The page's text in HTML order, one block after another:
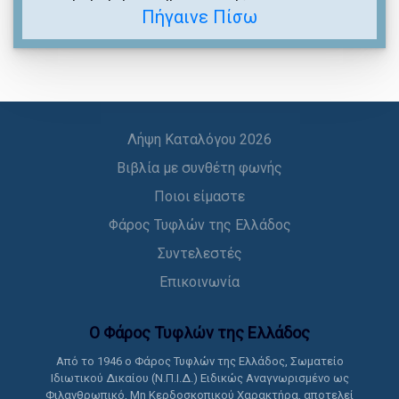
Πήγαινε Πίσω
Λήψη Καταλόγου 2026
Βιβλία με συνθέτη φωνής
Ποιοι είμαστε
Φάρος Τυφλών της Ελλάδος
Συντελεστές
Επικοινωνία
Ο Φάρος Τυφλών της Ελλάδoς
Από το 1946 ο Φάρος Τυφλών της Ελλάδος, Σωματείο
Ιδιωτικού Δικαίου (Ν.Π.Ι.Δ.) Ειδικώς Αναγνωρισμένο ως
Φιλανθρωπικό, Μη Κερδοσκοπικού Χαρακτήρα, αποτελεί